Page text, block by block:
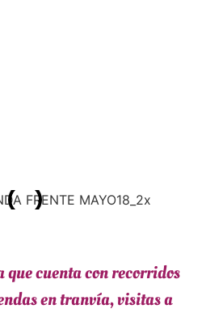
cuenta con recorridos
en tranvía, visitas a